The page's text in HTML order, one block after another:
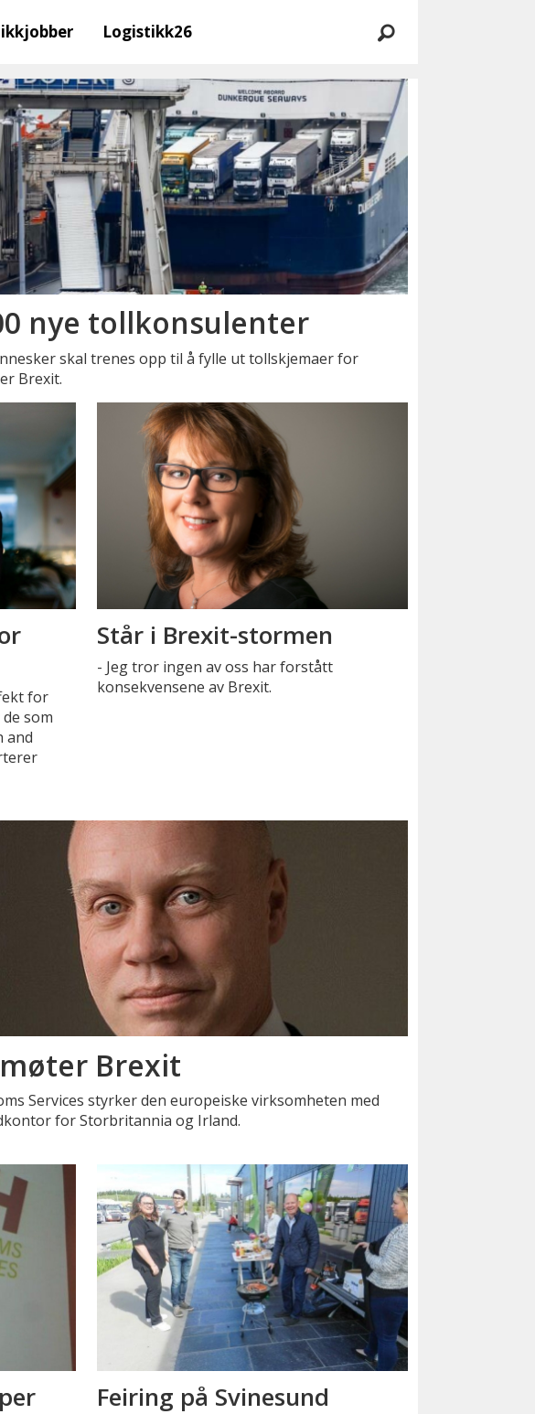
Logistikk26
nye tollkonsulenter
skal trenes opp til å fylle ut tollskjemaer for
Brexit.
for
som
and
Står i Brexit-stormen
- Jeg tror ingen av oss har forstått
konsekvensene av Brexit.
møter Brexit
Services styrker den europeiske virksomheten med
for Storbritannia og Irland.
Feiring på Svinesund